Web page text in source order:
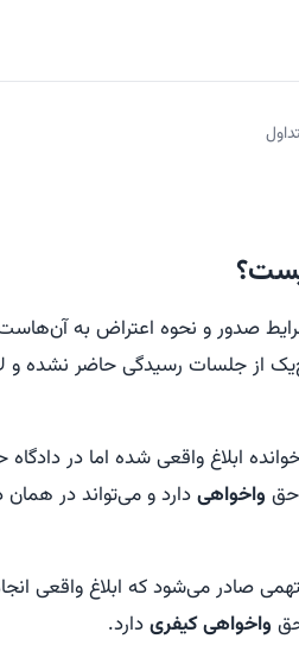
صدور و نحوه اعتراض به
از جلسات رسیدگی حاضر نشده و
ابلاغ واقعی شده اما در
حق واخواهیدارد و می‌تواند در همان
صادر می‌شود که ابلاغ واقعی
واخواهی کیفریدارد.